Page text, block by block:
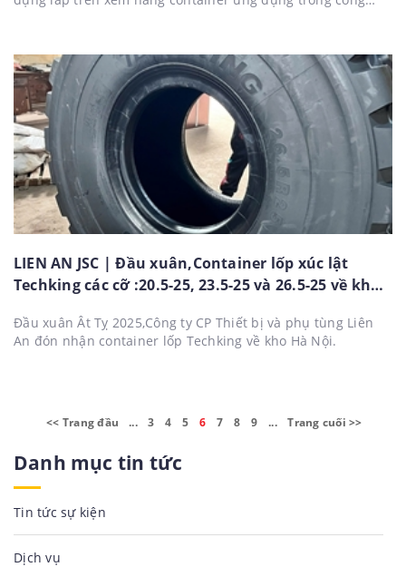
xe nâng xoay ,di chuyển,chiều sâu gai lốp đạt tiêu chuẩn :
Super IND4, thành lốp ( má lốp) được thiết kế và gia cố chịu
trọng tải lớn, vững chắc lúc xe di chuyển.
LIEN AN JSC | Đầu xuân,Container lốp xúc lật
Techking các cỡ :20.5-25, 23.5-25 và 26.5-25 về kho
Đầu xuân Ât Tỵ 2025,Công ty CP Thiết bị và phụ tùng Liên
An đón nhận container lốp Techking về kho Hà Nội.
<< Trang đầu ... 3 4 5 6 7 8 9 ... Trang cuối >>
Danh mục tin tức
Tin tức sự kiện
Dịch vụ